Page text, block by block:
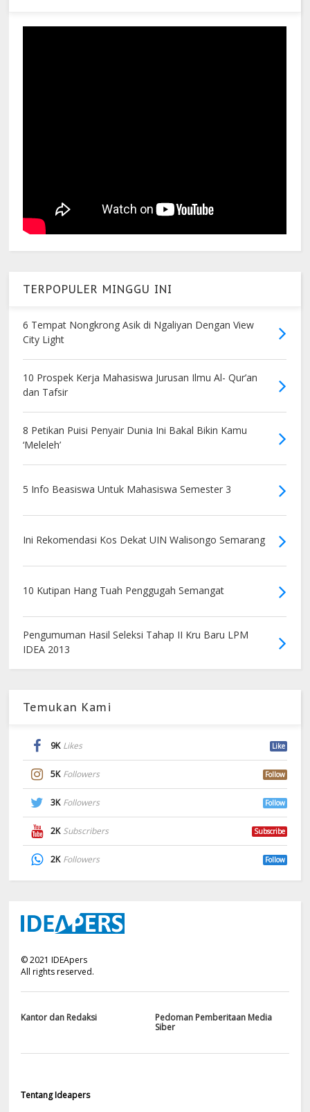
TERPOPULER MINGGU INI
6 Tempat Nongkrong Asik di Ngaliyan Dengan View
City Light
10 Prospek Kerja Mahasiswa Jurusan Ilmu Al- Qur’an
dan Tafsir
8 Petikan Puisi Penyair Dunia Ini Bakal Bikin Kamu
‘Meleleh’
5 Info Beasiswa Untuk Mahasiswa Semester 3
Ini Rekomendasi Kos Dekat UIN Walisongo Semarang
10 Kutipan Hang Tuah Penggugah Semangat
Pengumuman Hasil Seleksi Tahap II Kru Baru LPM
IDEA 2013
Temukan Kami
9K Likes Like
5K Followers Follow
3K Followers Follow
2K Subscribers Subscribe
2K Followers Follow
©2021 IDEApers
All rights reserved.
Kantor dan Redaksi
Pedoman Pemberitaan Media
Siber
Tentang Ideapers